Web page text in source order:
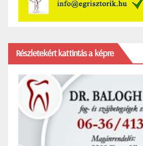
Részletekért kattintás a képre